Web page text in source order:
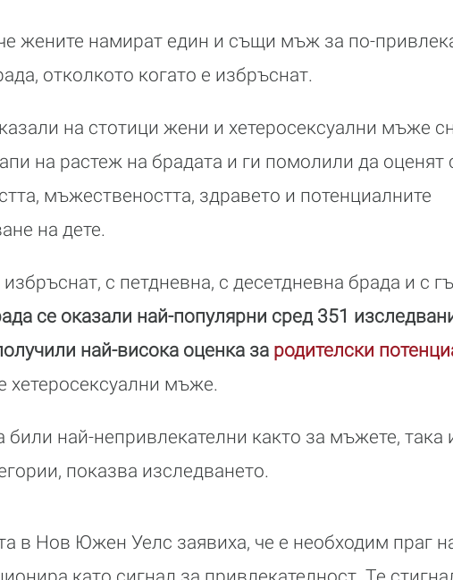
жените намират един и същи мъж за по-
отколкото когато е избръснат.
на стотици жени и хетеросексуални мъже
на растеж на брадата и ги помолили да оценят
мъжествеността, здравето и потенциалните
на дете.
с петдневна, с десетдневна брада и с
се оказали най-популярни сред 351
най-висока оценка за родителски
хетеросексуални мъже.
най-непривлекателни както за мъжете, така
показва изследването.
в Нов Южен Уелс заявиха, че е необходим праг